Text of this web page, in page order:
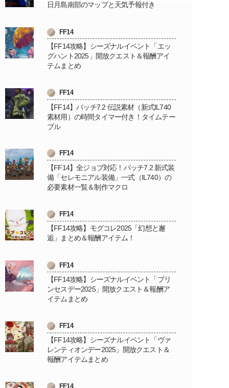
日月島南部のマップと天気予報付き
FF14
【FF14攻略】シーズナルイベント「エッ
グハント2025」開放クエスト＆報酬アイ
テムまとめ
FF14
【FF14】パッチ7.2 伝説素材（新式IL740
素材用）の時間タイマー付き！タイムテー
ブル
FF14
【FF14】全ジョブ対応！パッチ7.2 新式装
備「セレモニアル装備」一式（IL740）の
必要素材一覧＆制作マクロ
FF14
【FF14攻略】モグコレ2025「幻想と邂
逅」まとめ＆報酬アイテム！
FF14
【FF14攻略】シーズナルイベント「プリ
ンセスデー2025」開放クエスト＆報酬ア
イテムまとめ
FF14
【FF14攻略】シーズナルイベント「ヴァ
レンティオンデー2025」開放クエスト＆
報酬アイテムまとめ